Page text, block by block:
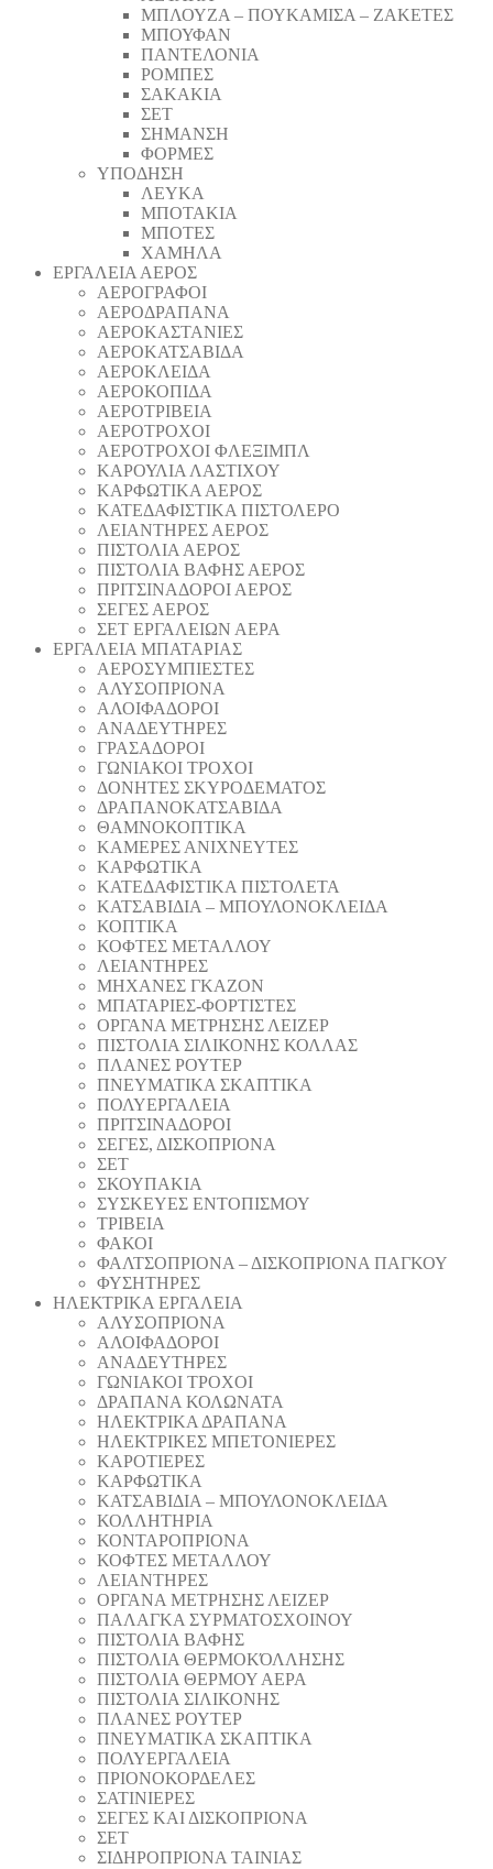
ΜΠΛΟΥΖΑ – ΠΟΥΚΑΜΙΣΑ – ΖΑΚΕΤΕΣ
ΜΠΟΥΦΑΝ
ΠΑΝΤΕΛΟΝΙΑ
ΡΟΜΠΕΣ
ΣΑΚΑΚΙΑ
ΣΕΤ
ΣΗΜΑΝΣΗ
ΦΟΡΜΕΣ
ΥΠΟΔΗΣΗ
ΛΕΥΚΑ
ΜΠΟΤΑΚΙΑ
ΜΠΟΤΕΣ
ΧΑΜΗΛΑ
ΕΡΓΑΛΕΙΑ ΑΕΡΟΣ
ΑΕΡΟΓΡΑΦΟΙ
ΑΕΡΟΔΡΑΠΑΝA
ΑΕΡΟΚΑΣΤΑΝΙΕΣ
ΑΕΡΟΚΑΤΣΑΒΙΔΑ
ΑΕΡΟΚΛΕΙΔΑ
ΑΕΡΟΚΟΠΙΔΑ
ΑΕΡΟΤΡΙΒΕΙΑ
ΑΕΡΟΤΡΟΧΟΙ
ΑΕΡΟΤΡΟΧΟΙ ΦΛΕΞΙΜΠΛ
ΚΑΡΟΥΛΙΑ ΛΑΣΤΙΧΟΥ
ΚΑΡΦΩΤΙΚΑ ΑΕΡΟΣ
ΚΑΤΕΔΑΦΙΣΤΙΚΑ ΠΙΣΤΟΛΕΡΟ
ΛΕΙΑΝΤΗΡΕΣ ΑΕΡΟΣ
ΠΙΣΤΟΛΙΑ ΑΕΡΟΣ
ΠΙΣΤΟΛΙΑ ΒΑΦΗΣ ΑΕΡΟΣ
ΠΡΙΤΣΙΝΑΔΟΡΟΙ ΑΕΡΟΣ
ΣΕΓΕΣ ΑΕΡΟΣ
ΣΕΤ ΕΡΓΑΛΕΙΩΝ ΑΕΡΑ
ΕΡΓΑΛΕΙΑ ΜΠΑΤΑΡΙΑΣ
AEΡΟΣΥΜΠΙΕΣΤΕΣ
AΛΥΣΟΠΡΙΟΝΑ
ΑΛΟΙΦΑΔOΡΟI
ΑΝΑΔΕΥΤΗΡΕΣ
ΓΡΑΣΑΔΟΡΟΙ
ΓΩΝΙΑΚΟΙ ΤΡΟΧΟΙ
ΔΟΝΗΤΕΣ ΣΚΥΡΟΔΕΜΑΤΟΣ
ΔΡΑΠΑΝΟΚΑΤΣΑΒΙΔΑ
ΘAΜΝΟΚΟΠΤΙΚΑ
ΚΑΜΕΡΕΣ ΑΝΙΧΝΕΥΤΕΣ
ΚΑΡΦΩΤΙΚΑ
ΚΑΤΕΔΑΦΙΣΤΙΚΑ ΠΙΣΤΟΛΕΤΑ
ΚΑΤΣΑΒΙΔΙΑ – ΜΠΟΥΛΟΝΟΚΛΕΙΔΑ
ΚΟΠΤΙΚA
ΚΟΦΤΕΣ ΜΕΤΑΛΛΟΥ
ΛΕΙΑΝΤΗΡEΣ
ΜΗΧΑΝΕΣ ΓΚΑΖΟΝ
ΜΠΑΤΑΡΙΕΣ-ΦΟΡΤΙΣΤΕΣ
ΟΡΓΑΝΑ ΜΕΤΡΗΣΗΣ ΛΕΙΖΕΡ
ΠΙΣΤΟΛΙA ΣΙΛΙΚΟΝΗΣ ΚΟΛΛΑΣ
ΠΛΑΝΕΣ ΡΟΥΤΕΡ
ΠΝΕΥΜΑΤΙΚΑ ΣΚΑΠΤΙΚΑ
ΠΟΛΥΕΡΓΑΛΕΙΑ
ΠΡΙΤΣΙΝΑΔΟΡΟΙ
ΣΕΓΕΣ, ΔΙΣΚΟΠΡΙΟΝΑ
ΣΕΤ
ΣΚΟΥΠΑΚΙΑ
ΣΥΣΚΕΥΕΣ ΕΝΤΟΠΙΣΜΟΥ
ΤΡΙΒΕΙΑ
ΦΑΚΟΙ
ΦΑΛΤΣΟΠΡΙΟΝΑ – ΔΙΣΚΟΠΡΙΟΝΑ ΠΑΓΚΟΥ
ΦΥΣΗΤΗΡΕΣ
ΗΛΕΚΤΡΙΚΑ ΕΡΓΑΛΕΙΑ
AΛΥΣΟΠΡΙΟΝΑ
ΑΛΟΙΦΑΔOΡΟI
ΑΝΑΔΕΥΤΗΡΕΣ
ΓΩΝΙΑΚΟΙ ΤΡΟΧΟΙ
ΔΡΑΠΑΝΑ ΚΟΛΩΝΑΤΑ
ΗΛΕΚΤΡΙΚΑ ΔΡΑΠΑΝΑ
ΗΛΕΚΤΡΙΚΕΣ ΜΠΕΤΟΝΙΕΡΕΣ
ΚΑΡΟΤΙΕΡΕΣ
ΚΑΡΦΩΤΙΚΑ
ΚΑΤΣΑΒΙΔΙΑ – ΜΠΟΥΛΟΝΟΚΛΕΙΔΑ
ΚΟΛΛΗΤΗΡΙΑ
ΚΟΝΤΑΡΟΠΡΙΟΝΑ
ΚΟΦΤΕΣ ΜΕΤΑΛΛΟΥ
ΛΕΙΑΝΤΗΡEΣ
ΟΡΓΑΝΑ ΜΕΤΡΗΣΗΣ ΛΕΙΖΕΡ
ΠΑΛΑΓΚΑ ΣΥΡΜΑΤΟΣΧΟΙΝΟΥ
ΠΙΣΤΟΛΙΑ ΒΑΦΗΣ
ΠΙΣΤΟΛΙΑ ΘΕΡΜΟΚΌΛΛΗΣΗΣ
ΠΙΣΤΟΛΙΑ ΘΕΡΜΟΥ ΑΕΡΑ
ΠΙΣΤΟΛΙΑ ΣΙΛΙΚΟΝΗΣ
ΠΛΑΝΕΣ ΡΟΥΤΕΡ
ΠΝΕΥΜΑΤΙΚΑ ΣΚΑΠΤΙΚΑ
ΠΟΛΥΕΡΓΑΛΕΙΑ
ΠΡΙΟΝΟΚΟΡΔΕΛΕΣ
ΣΑΤΙΝΙΕΡΕΣ
ΣΕΓΕΣ ΚΑΙ ΔΙΣΚΟΠΡΙΟΝΑ
ΣΕΤ
ΣΙΔΗΡΟΠΡΙΟΝΑ ΤΑΙΝΙΑΣ